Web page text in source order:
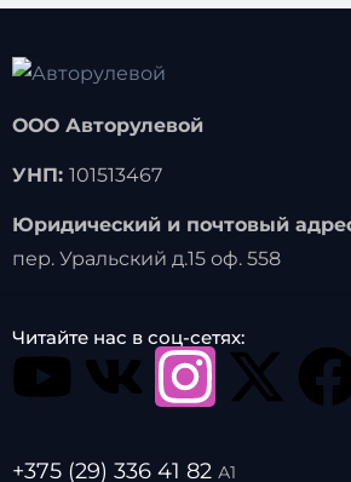
ООО Авторулевой
УНП: 101513467
Юридический и почтовый
пер. Уральский д.15 оф. 558
Читайте нас в соц-сетях:
+375 (29) 336 41 82 А1